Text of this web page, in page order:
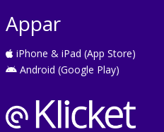
Appar
iPhone & iPad (App Store)
Android (Google Play)